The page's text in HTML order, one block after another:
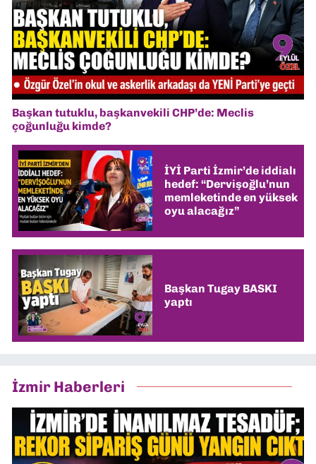
Başkan tutuklu, başkanvekili CHP’de: Meclis
çoğunluğu kimde?
İYİ Parti İzmir’de iddialı
hedef: “Dervişoğlu’nun
memleketinde en yüksek
oyu alacağız”
Başkan Tugay BASKI
yaptı
İzmir Haberleri